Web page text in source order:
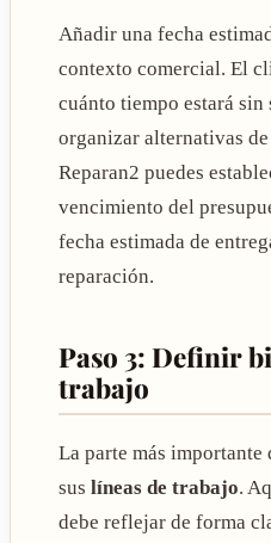
Añadir una fecha
contexto comercial. El
cuánto tiempo estará
organizar alternativas
Reparan2 puedes
vencimiento del
fecha estimada de
reparación.
Paso 3: Definir
trabajo
La parte más importante
sus líneas de trabajo.
debe reflejar de forma